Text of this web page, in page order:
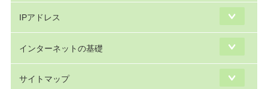
IPアドレス
インターネットの基礎
サイトマップ